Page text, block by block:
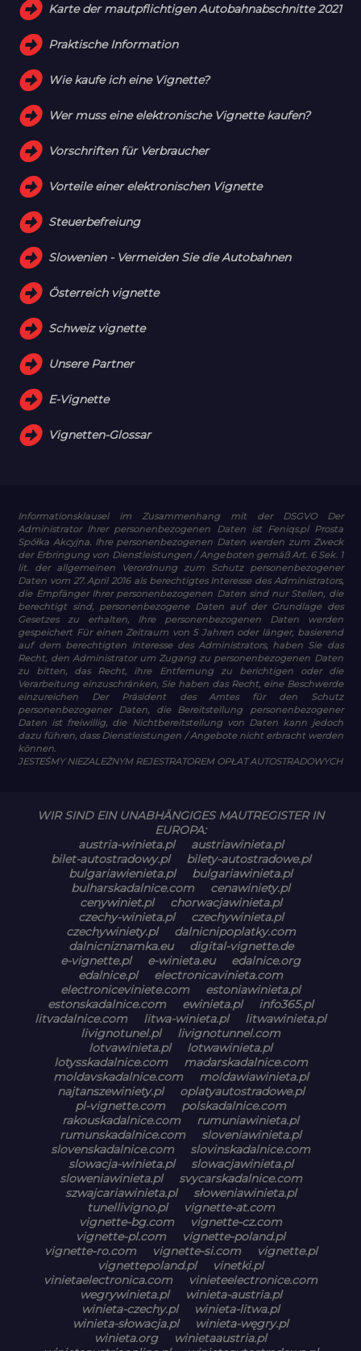
Karte der mautpflichtigen Autobahnabschnitte 2021
Praktische Information
Wie kaufe ich eine Vignette?
Wer muss eine elektronische Vignette kaufen?
Vorschriften für Verbraucher
Vorteile einer elektronischen Vignette
Steuerbefreiung
Slowenien - Vermeiden Sie die Autobahnen
Österreich vignette
Schweiz vignette
Unsere Partner
E-Vignette
Vignetten-Glossar
Informationsklausel im Zusammenhang mit der DSGVO
Der
Administrator Ihrer personenbezogenen Daten ist Feniqs.pl Prosta
Spółka Akcyjna. Ihre personenbezogenen Daten werden zum Zweck
der Erbringung von Dienstleistungen / Angeboten gemäß Art. 6 Sek. 1
lit. der allgemeinen Verordnung zum Schutz personenbezogener
Daten vom 27. April 2016 als berechtigtes Interesse des Administrators,
die Empfänger Ihrer personenbezogenen Daten sind nur Stellen, die
berechtigt sind, personenbezogene Daten auf der Grundlage des
Gesetzes zu erhalten, Ihre personenbezogenen Daten werden
gespeichert Für einen Zeitraum von 5 Jahren oder länger, basierend
auf dem berechtigten Interesse des Administrators, haben Sie das
Recht, den Administrator um Zugang zu personenbezogenen Daten
zu bitten, das Recht, ihre Entfernung zu berichtigen oder die
Verarbeitung einzuschränken, Sie haben das Recht, eine Beschwerde
einzureichen Der Präsident des Amtes für den Schutz
personenbezogener Daten, die Bereitstellung personenbezogener
Daten ist freiwillig, die Nichtbereitstellung von Daten kann jedoch
dazu führen, dass Dienstleistungen / Angebote nicht erbracht werden
können.
JESTEŚMY NIEZALEŻNYM REJESTRATOREM OPŁAT AUTOSTRADOWYCH
WIR SIND EIN UNABHÄNGIGES MAUTREGISTER IN
EUROPA:
austria-winieta.pl
austriawinieta.pl
bilet-autostradowy.pl
bilety-autostradowe.pl
bulgariawienieta.pl
bulgariawinieta.pl
bulharskadalnice.com
cenawiniety.pl
cenywiniet.pl
chorwacjawinieta.pl
czechy-winieta.pl
czechywinieta.pl
czechywiniety.pl
dalnicnipoplatky.com
dalnicniznamka.eu
digital-vignette.de
e-vignette.pl
e-winieta.eu
edalnice.org
edalnice.pl
electronicavinieta.com
electroniceviniete.com
estoniawinieta.pl
estonskadalnice.com
ewinieta.pl
info365.pl
litvadalnice.com
litwa-winieta.pl
litwawinieta.pl
livignotunel.pl
livignotunnel.com
lotvawinieta.pl
lotwawinieta.pl
lotysskadalnice.com
madarskadalnice.com
moldavskadalnice.com
moldawiawinieta.pl
najtanszewiniety.pl
oplatyautostradowe.pl
pl-vignette.com
polskadalnice.com
rakouskadalnice.com
rumuniawinieta.pl
rumunskadalnice.com
sloveniawinieta.pl
slovenskadalnice.com
slovinskadalnice.com
slowacja-winieta.pl
slowacjawinieta.pl
sloweniawinieta.pl
svycarskadalnice.com
szwajcariawinieta.pl
słoweniawinieta.pl
tunellivigno.pl
vignette-at.com
vignette-bg.com
vignette-cz.com
vignette-pl.com
vignette-poland.pl
vignette-ro.com
vignette-si.com
vignette.pl
vignettepoland.pl
vinetki.pl
vinietaelectronica.com
vinieteelectronice.com
wegrywinieta.pl
winieta-austria.pl
winieta-czechy.pl
winieta-litwa.pl
winieta-słowacja.pl
winieta-węgry.pl
winieta.org
winietaaustria.pl